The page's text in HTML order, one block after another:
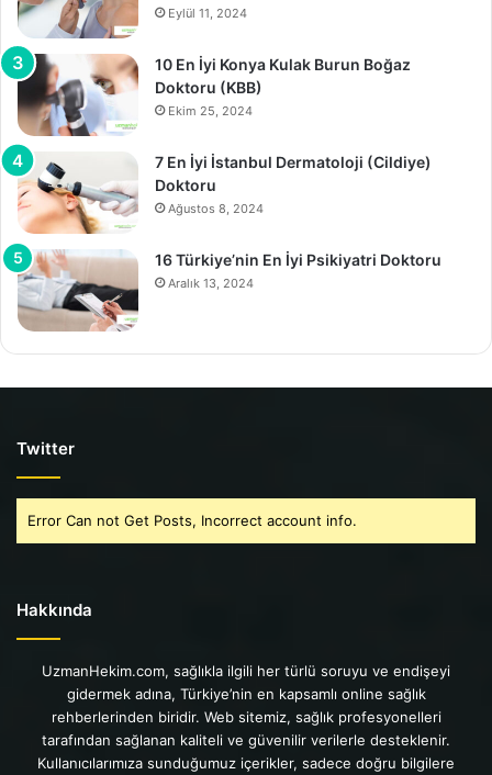
Eylül 11, 2024
10 En İyi Konya Kulak Burun Boğaz
Doktoru (KBB)
Ekim 25, 2024
7 En İyi İstanbul Dermatoloji (Cildiye)
Doktoru
Ağustos 8, 2024
16 Türkiye’nin En İyi Psikiyatri Doktoru
Aralık 13, 2024
Twitter
Error Can not Get Posts, Incorrect account info.
Hakkında
UzmanHekim.com, sağlıkla ilgili her türlü soruyu ve endişeyi
gidermek adına, Türkiye’nin en kapsamlı online sağlık
rehberlerinden biridir. Web sitemiz, sağlık profesyonelleri
tarafından sağlanan kaliteli ve güvenilir verilerle desteklenir.
Kullanıcılarımıza sunduğumuz içerikler, sadece doğru bilgilere